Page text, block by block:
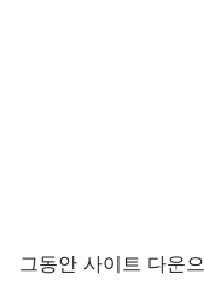
그동안 사이트 다운